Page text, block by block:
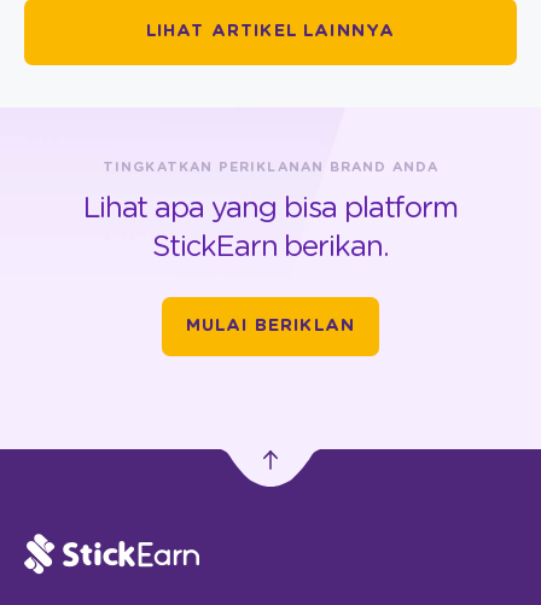
LIHAT ARTIKEL LAINNYA
TINGKATKAN PERIKLANAN BRAND ANDA
Lihat apa yang bisa platform
StickEarn berikan.
MULAI BERIKLAN